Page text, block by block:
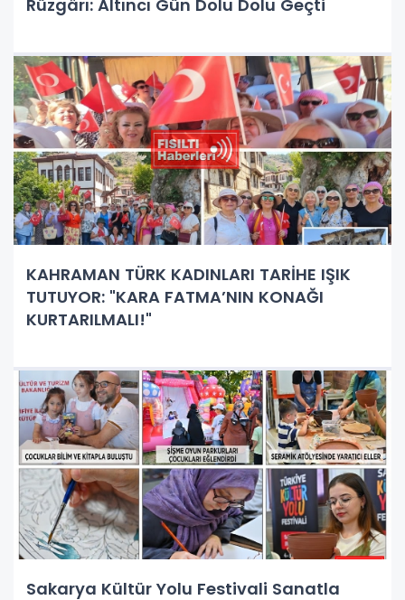
Rüzgârı: Altıncı Gün Dolu Dolu Geçti
KAHRAMAN TÜRK KADINLARI TARİHE IŞIK
TUTUYOR: "KARA FATMA’NIN KONAĞI
KURTARILMALI!"
Sakarya Kültür Yolu Festivali Sanatla